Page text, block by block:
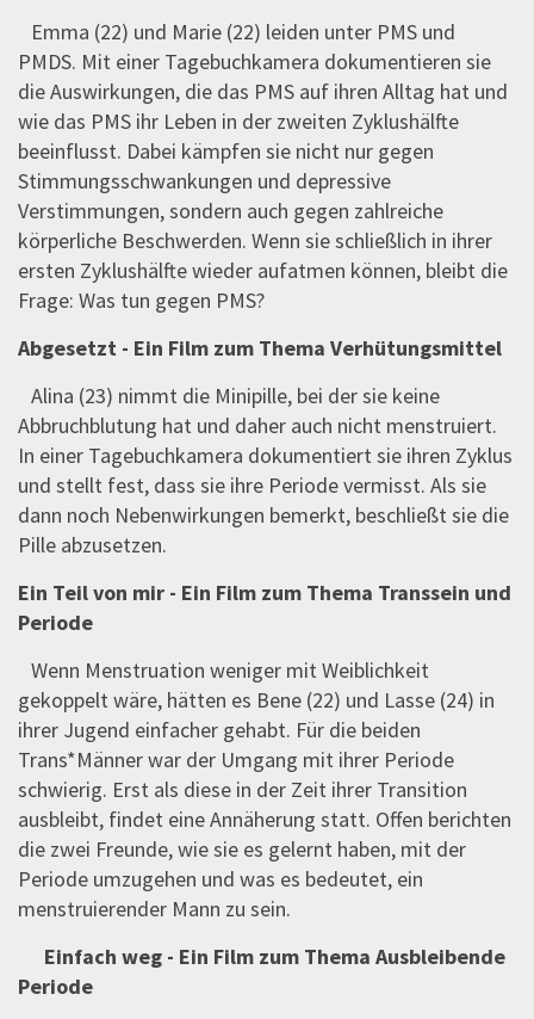
Emma (22) und Marie (22) leiden unter PMS und
PMDS. Mit einer Tagebuchkamera dokumentieren sie
die Auswirkungen, die das PMS auf ihren Alltag hat und
wie das PMS ihr Leben in der zweiten Zyklushälfte
beeinflusst. Dabei kämpfen sie nicht nur gegen
Stimmungsschwankungen und depressive
Verstimmungen, sondern auch gegen zahlreiche
körperliche Beschwerden. Wenn sie schließlich in ihrer
ersten Zyklushälfte wieder aufatmen können, bleibt die
Frage: Was tun gegen PMS?
Abgesetzt - Ein Film zum Thema Verhütungsmittel
Alina (23) nimmt die Minipille, bei der sie keine
Abbruchblutung hat und daher auch nicht menstruiert.
In einer Tagebuchkamera dokumentiert sie ihren Zyklus
und stellt fest, dass sie ihre Periode vermisst. Als sie
dann noch Nebenwirkungen bemerkt, beschließt sie die
Pille abzusetzen.
Ein Teil von mir - Ein Film zum Thema Transsein und
Periode
Wenn Menstruation weniger mit Weiblichkeit
gekoppelt wäre, hätten es Bene (22) und Lasse (24) in
ihrer Jugend einfacher gehabt. Für die beiden
Trans*Männer war der Umgang mit ihrer Periode
schwierig. Erst als diese in der Zeit ihrer Transition
ausbleibt, findet eine Annäherung statt. Offen berichten
die zwei Freunde, wie sie es gelernt haben, mit der
Periode umzugehen und was es bedeutet, ein
menstruierender Mann zu sein.
Einfach weg - Ein Film zum Thema Ausbleibende
Periode